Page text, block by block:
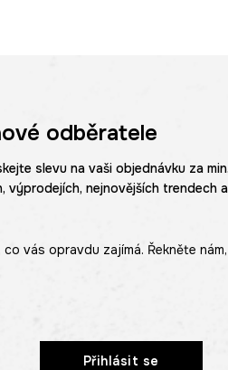
odběratele
slevu na vaši objednávku za
nejnovějších trendech
vás opravdu zajímá. Řekněte
Přihlásit se